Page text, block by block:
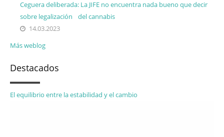
Ceguera deliberada: La JIFE no encuentra nada bueno que decir
sobre legalización del cannabis
14.03.2023
Más weblog
Destacados
El equilibrio entre la estabilidad y el cambio